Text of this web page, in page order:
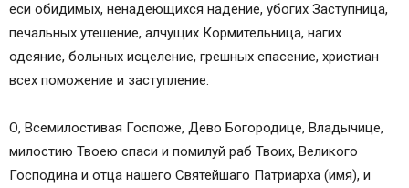
еси обидимых, ненадеющихся надение, убогих Заступница,
печальных утешение, алчущих Кормительница, нагих
одеяние, больных исцеление, грешных спасение, христиан
всех поможение и заступление.
О, Всемилостивая Госпоже, Дево Богородице, Владычице,
милостию Твоею спаси и помилуй раб Твоих, Великого
Господина и отца нашего Святейшаго Патриарха (имя), и